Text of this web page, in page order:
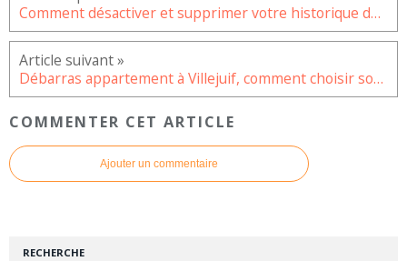
Comment désactiver et supprimer votre historique de localisation Google ?
Débarras appartement à Villejuif, comment choisir son prestataire ?
COMMENTER CET ARTICLE
Ajouter un commentaire
RECHERCHE